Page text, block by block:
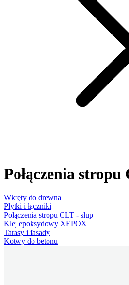
Połączenia stropu
Wkręty do drewna
Płytki i łączniki
Połączenia stropu CLT - słup
Klej epoksydowy XEPOX
Tarasy i fasady
Kotwy do betonu